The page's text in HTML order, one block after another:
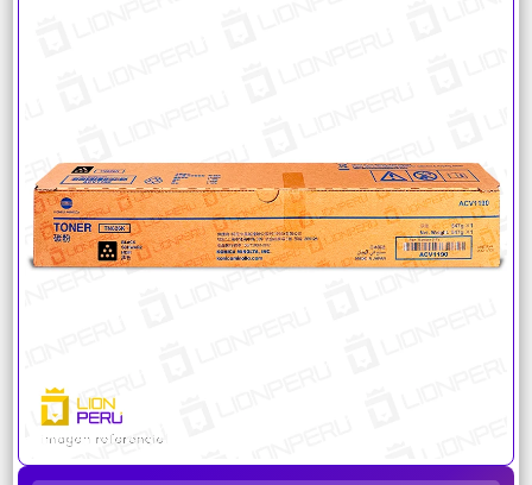
SOY NUEVO
¿Necesitas ayuda?